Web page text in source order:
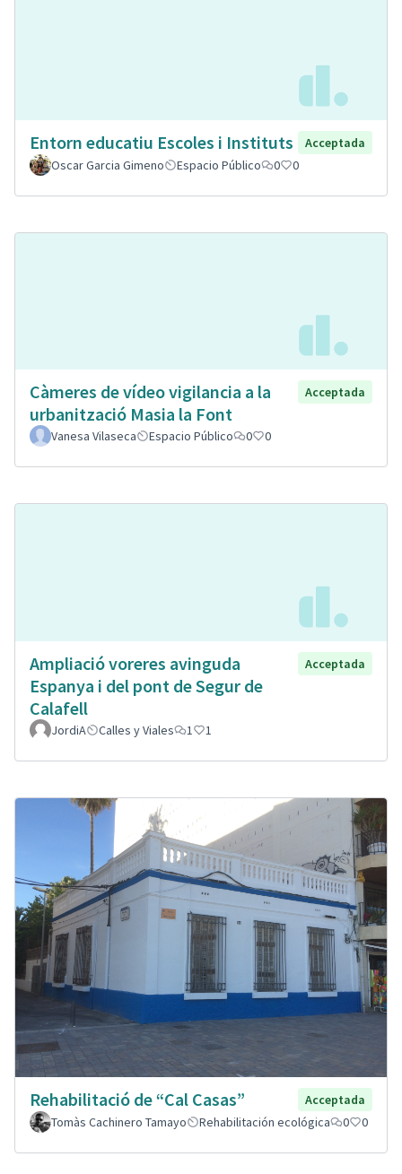
Entorn educatiu Escoles i Instituts
Acceptada
Oscar Garcia Gimeno
Espacio Público 0 0
Càmeres de vídeo vigilancia a la
urbanització Masia la Font
Acceptada
Vanesa Vilaseca Espacio Público 0 0
Ampliació voreres avinguda
Espanya i del pont de Segur de
Calafell
Acceptada
JordiA Calles y Viales 1 1
Rehabilitació de “Cal Casas”
Acceptada
Tomàs Cachinero Tamayo
Rehabilitación ecológica 0 0